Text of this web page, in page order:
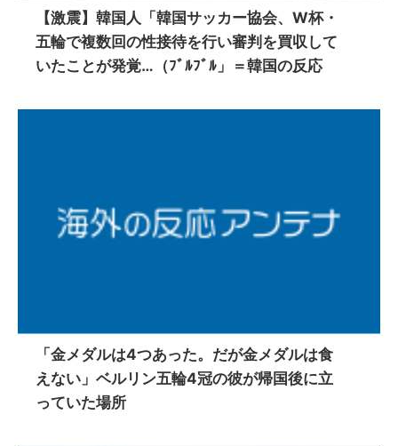
【激震】韓国人「韓国サッカー協会、W杯・
五輪で複数回の性接待を行い審判を買収して
いたことが発覚…（ﾌﾞﾙﾌﾞﾙ」＝韓国の反応
「金メダルは4つあった。だが金メダルは食
えない」ベルリン五輪4冠の彼が帰国後に立
っていた場所